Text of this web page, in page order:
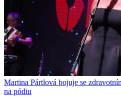
Martina Pártlová bojuje se
na pódiu